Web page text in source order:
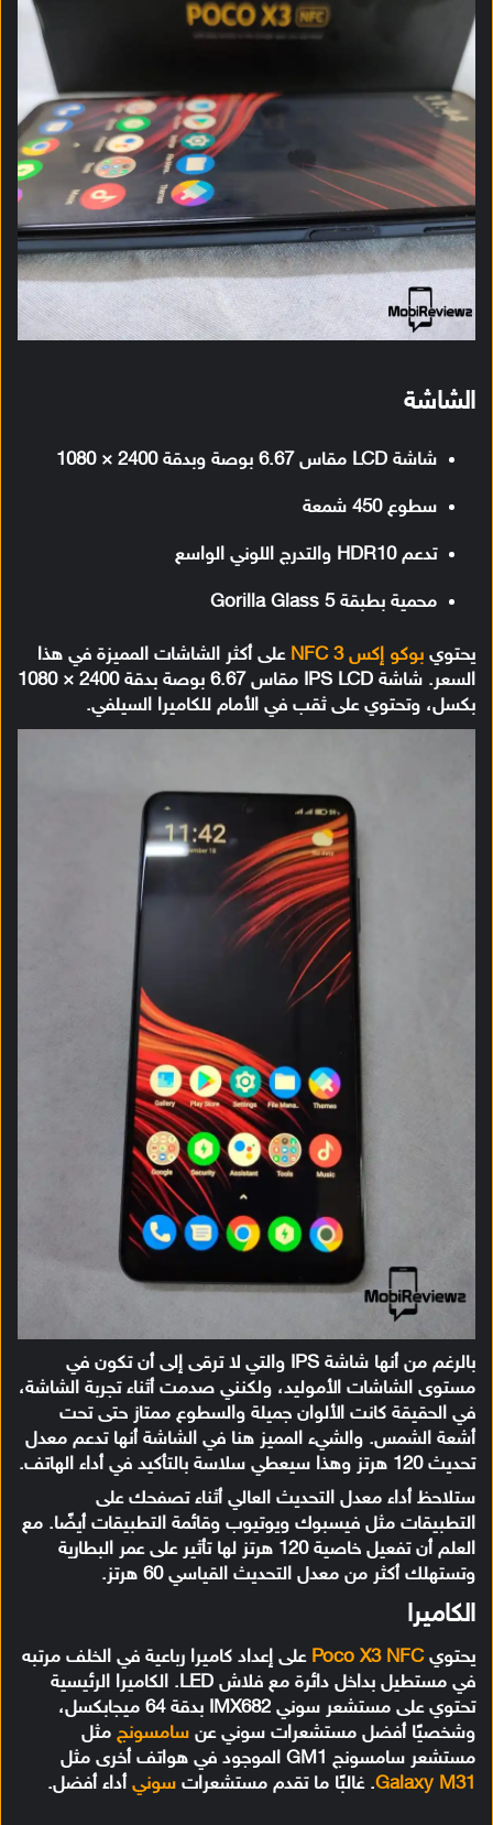
الشاشة
شاشة LCD مقاس 6.67 بوصة وبدقة 2400 × 1080
سطوع 450 شمعة
تدعم HDR10 والتدرج اللوني الواسع
محمية بطبقة Gorilla Glass 5
يحتوي بوكو إكس 3 NFC
على أكثر الشاشات المميزة في هذا
السعر. شاشة IPS LCD مقاس 6.67 بوصة بدقة
2400 × 1080
بكسل، وتحتوي على ثقب في الأمام للكاميرا السيلفي.
بالرغم من أنها شاشة IPS والتي لا ترقى إلى أن تكون في
مستوى الشاشات الأموليد، ولكنني صدمت أثناء تجربة الشاشة،
في الحقيقة كانت الألوان جميلة والسطوع ممتاز حتى تحت
أشعة الشمس. والشيء المميز هنا في الشاشة أنها تدعم معدل
تحديث 120 هرتز وهذا سيعطي سلاسة بالتأكيد في أداء الهاتف.
ستلاحظ أداء معدل التحديث العالي أثناء تصفحك على
التطبيقات مثل فيسبوك ويوتيوب وقائمة التطبيقات أيضًا. مع
العلم أن تفعيل خاصية 120 هرتز لها تأثير على عمر البطارية
وتستهلك أكثر من معدل التحديث القياسي 60 هرتز.
الكاميرا
يحتويPoco X3 NFC على إعداد كاميرا رباعية في الخلف مرتبه
في مستطيل بداخل دائرة مع فلاش LED. الكاميرا الرئيسية
تحتوي على مستشعر سوني IMX682 بدقة 64 ميجابكسل،
وشخصيًا أفضل مستشعرات سوني عن سامسونج مثل
مستشعر سامسونج GM1 الموجود في هواتف أخرى مثل
Galaxy M31. غالبًا ما تقدم مستشعرات سوني أداء أفضل.